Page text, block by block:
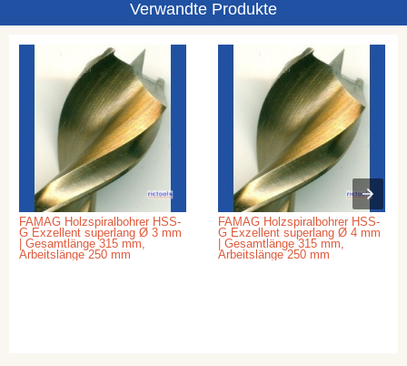
Verwandte Produkte
FAMAG Holzspiralbohrer HSS-
G Exzellent superlang Ø 3 mm
| Gesamtlänge 315 mm,
Arbeitslänge 250 mm
FAMAG Holzspiralbohrer HSS-
G Exzellent superlang Ø 4 mm
| Gesamtlänge 315 mm,
Arbeitslänge 250 mm